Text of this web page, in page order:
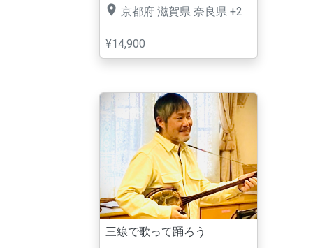
京都府 滋賀県 奈良県 +2
¥14,900
三線で歌って踊ろう